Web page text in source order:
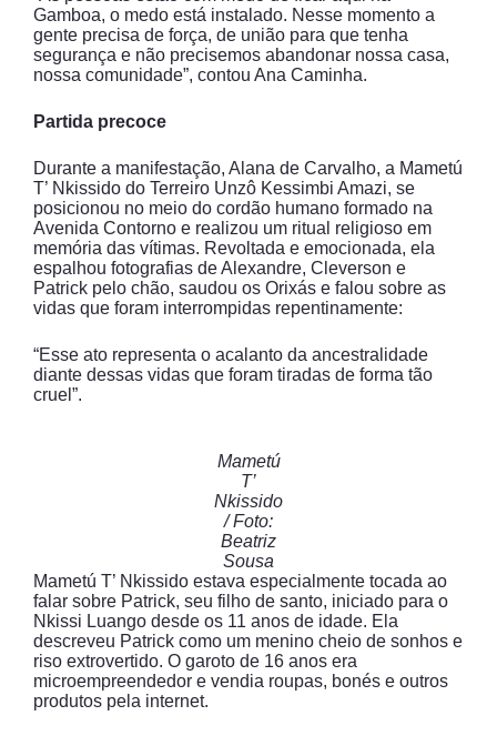
Gamboa, o medo está instalado. Nesse momento a
gente precisa de força, de união para que tenha
segurança e não precisemos abandonar nossa casa,
nossa comunidade”, contou Ana Caminha.
Partida precoce
Durante a manifestação, Alana de Carvalho, a Mametú
T’ Nkissido do Terreiro Unzô Kessimbi Amazi, se
posicionou no meio do cordão humano formado na
Avenida Contorno e realizou um ritual religioso em
memória das vítimas. Revoltada e emocionada, ela
espalhou fotografias de Alexandre, Cleverson e
Patrick pelo chão, saudou os Orixás e falou sobre as
vidas que foram interrompidas repentinamente:
“Esse ato representa o acalanto da ancestralidade
diante dessas vidas que foram tiradas de forma tão
cruel”.
Mametú
T’
Nkissido
/ Foto:
Beatriz
Sousa
Mametú T’ Nkissido estava especialmente tocada ao
falar sobre Patrick, seu filho de santo, iniciado para o
Nkissi Luango desde os 11 anos de idade. Ela
descreveu Patrick como um menino cheio de sonhos e
riso extrovertido. O garoto de 16 anos era
microempreendedor e vendia roupas, bonés e outros
produtos pela internet.